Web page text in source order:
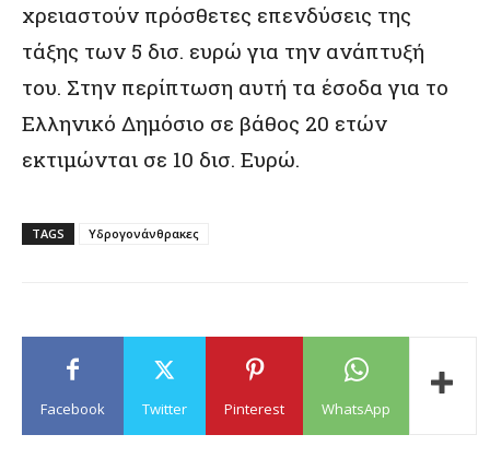
χρειαστούν πρόσθετες επενδύσεις της
τάξης των 5 δισ. ευρώ για την ανάπτυξή
του. Στην περίπτωση αυτή τα έσοδα για το
Ελληνικό Δημόσιο σε βάθος 20 ετών
εκτιμώνται σε 10 δισ. Ευρώ.
TAGS Υδρογονάνθρακες
Facebook Twitter Pinterest WhatsApp